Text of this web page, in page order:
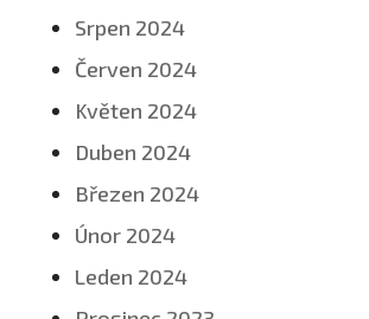
Srpen 2024
Červen 2024
Květen 2024
Duben 2024
Březen 2024
Únor 2024
Leden 2024